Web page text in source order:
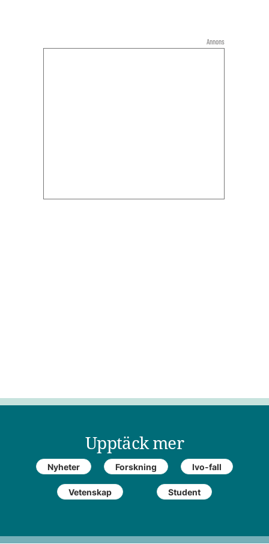
Upptäck mer
Nyheter Forskning Ivo-fall
Vetenskap Student
Annons